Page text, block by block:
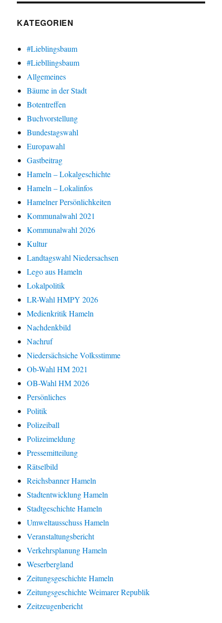
KATEGORIEN
#Lieblingsbaum
#Liebllingsbaum
Allgemeines
Bäume in der Stadt
Botentreffen
Buchvorstellung
Bundestagswahl
Europawahl
Gastbeitrag
Hameln – Lokalgeschichte
Hameln – Lokalinfos
Hamelner Persönlichkeiten
Kommunalwahl 2021
Kommunalwahl 2026
Kultur
Landtagswahl Niedersachsen
Lego aus Hameln
Lokalpolitik
LR-Wahl HMPY 2026
Medienkritik Hameln
Nachdenkbild
Nachruf
Niedersächsiche Volksstimme
Ob-Wahl HM 2021
OB-Wahl HM 2026
Persönliches
Politik
Polizeiball
Polizeimeldung
Pressemitteilung
Rätselbild
Reichsbanner Hameln
Stadtentwicklung Hameln
Stadtgeschichte Hameln
Umweltausschuss Hameln
Veranstaltungsbericht
Verkehrsplanung Hameln
Weserbergland
Zeitungsgeschichte Hameln
Zeitungsgeschichte Weimarer Republik
Zeitzeugenbericht